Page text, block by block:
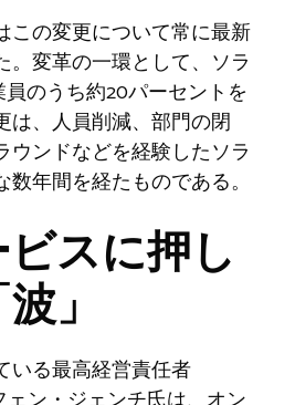
この変更について常に最新
。変革の一環として、ソラ
のうち約20パーセントを
は、人員削減、部門の閉
ウンドなどを経験したソラ
年間を経たものである。
スに押し
」
いる最高経営責任者